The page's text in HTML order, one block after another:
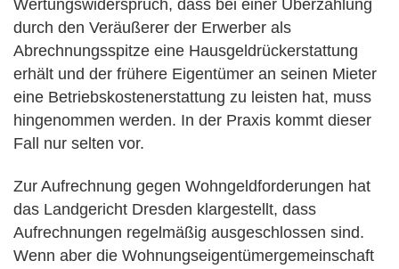
Wertungswiderspruch, dass bei einer Überzahlung
durch den Veräußerer der Erwerber als
Abrechnungsspitze eine Hausgeldrückerstattung
erhält und der frühere Eigentümer an seinen Mieter
eine Betriebskostenerstattung zu leisten hat, muss
hingenommen werden. In der Praxis kommt dieser
Fall nur selten vor.
Zur Aufrechnung gegen Wohngeldforderungen hat
das Landgericht Dresden klargestellt, dass
Aufrechnungen regelmäßig ausgeschlossen sind.
Wenn aber die Wohnungseigentümergemeinschaft